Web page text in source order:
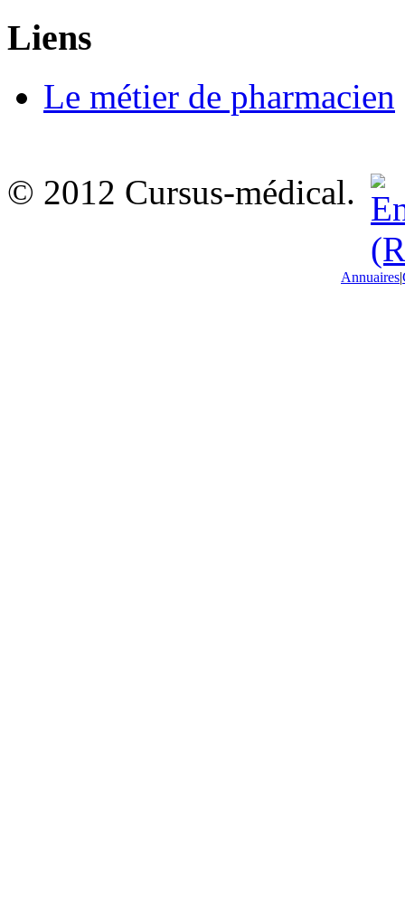
Liens
Le métier de pharmacien
© 2012 Cursus-médical.
Annuaires|